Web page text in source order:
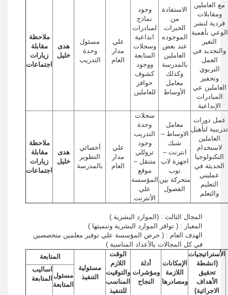
مع العاملين
ومقابلات
فردية لنشر
الوعي بأهمية
التغير
والتجديد في
العمل
التربوي
وتحفيز
العاملين عي
المبادرات
الإبداعية
الاستفادة
من
الخبرات
الموجوده
عند بعض
العاملين
بالمدرسة
وكذلك
معامل
الأوساط
وجود
نماذج
لمبادرات
ابداعية
وسجلات
المتابعة
ووجود
كشوف
حوافز
للعاملين
علي
مدار
العام
مسئول
وحدة
التدريب
هدى
خليل
ملاحظة
مقابلة
زيارات
اجتماعات
عمل دورات
تدريبية لتأهيل
العاملين
لاستخدام
التكنولوجيا
الحديثة في
عمليتي
التعليم
والتعلم
معامل
الاوساط –
شبك
انترنت –
اجهزة لاب
توب
متحركة بين
الفصول
سجلات
وحدة
التدريب
وجود
تروللي
متنقل –
موقع
المؤسسة
علي
الأنترنت
علي
مدار
العام
أخصائي
التطوير
بالمدرسة
هدى
خليل
ملاحظة
مقابلة
زيارات
اجتماعات
المجال الثالث : (الموارد البشرية )
المعيار : ( توافر الموارد البشرية وتنميتها )
الهدف العام : ( حرص المؤسسة علي توفير معلمين متخصصين
في كل المجالات بالأعداد المناسبة )
الأستراتيجيات
(انشطة
تحقيق
الأهداف
الاجرائية)
الإمكانات
اللازمة
ومصادرها
أدلة
ومؤشرات
النجاح
الوقت
اللازم
والتوقيت
المناسب
للتنفيذ
مسئولية
التنفيذ
المتابعة
مسئول
المتابعة
اساليب
المتابعة